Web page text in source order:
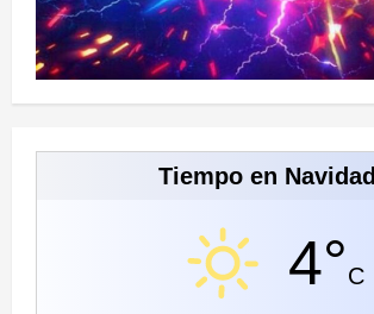
Tiempo en Navidad
4°C